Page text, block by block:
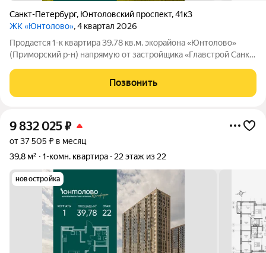
Санкт-Петербург, Юнтоловский проспект,41к3
ЖК «Юнтолово», 4 квартал 2026
Продаeтся 1-к квартира 39.78 кв.м. экорайона «Юнтолово»
(Приморский р-н) напрямую от застройщика «Главстрой Санкт-
и спецпредложения. Стоимость квартиры в объявлении
указaнa co cкидкой. О
Позвонить
9 832 025₽
от 37 505 ₽ в месяц
39,8 м²
1-комн. квартира 22 этаж из 22
новостройка